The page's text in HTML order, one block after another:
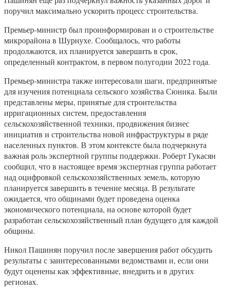
поручил максимально ускорить процесс строительства.
Премьер-министр был проинформирован и о строительстве
микрорайона в Шурнухе. Сообщалось, что работы
продолжаются, их планируется завершить в срок,
определенный контрактом, в первом полугодии 2022 года.
Премьер-министра также интересовали шаги, предпринятые
для изучения потенциала сельского хозяйства Сюника. Были
представлены меры, принятые для строительства
ирригационных систем, предоставления
сельскохозяйственной техники, продвижения бизнес
инициатив и строительства новой инфраструктуры в ряде
населенных пунктов. В этом контексте была подчеркнута
важная роль экспертной группы поддержки. Роберт Гукасян
сообщил, что в настоящее время экспертная группа работает
над оцифровкой сельскохозяйственных земель, которую
планируется завершить в течение месяца. В результате
ожидается, что общинами будет проведена оценка
экономического потенциала, на основе которой будет
разработан сельскохозяйственный план будущего для каждой
общины.
Никол Пашинян поручил после завершения работ обсудить
результаты с заинтересованными ведомствами и, если они
будут оценены как эффективные, внедрить и в других
регионах.